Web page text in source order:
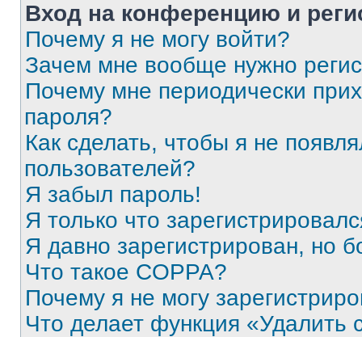
Вход на конференцию и
Почему я не могу войти?
Зачем мне вообще нужно
Почему мне периодически
пароля?
Как сделать, чтобы я не
пользователей?
Я забыл пароль!
Я только что
Я давно зарегистрирован, но
Что такое COPPA?
Почему я не могу
Что делает функция «Удалить